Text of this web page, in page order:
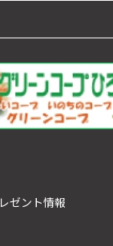
ゼント情報